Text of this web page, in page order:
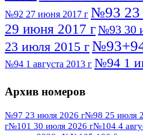
№92 27 июня 2017 г №93 23
29 июня 2017 г№93 30
23 июля 2015 г
№94 1 августа 2013 г №94 1
№95 7 августа 2012 г
№95 28 июля 2016
2013 г№96 6 июля 2017
Архив номеров
№97 23 июля 2026 г№98 25 июля
г№101 30 июля 2026 г№104 4